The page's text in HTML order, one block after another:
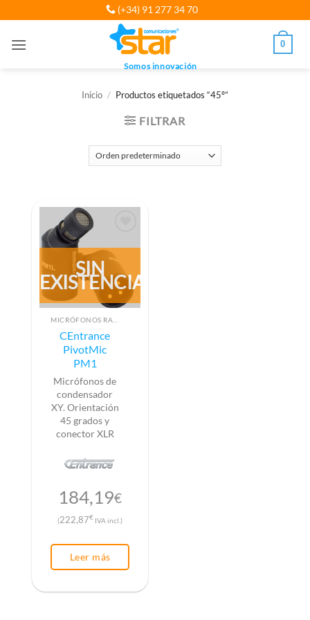
al
(+34) 91 277 34 70
Somos innovación
0
Inicio / Productos etiquetados “45º”
FILTRAR
SIN
EXISTENCIAS
CEntrance
PivotMic
PM1
Micrófonos de
condensador
XY. Orientación
45 grados y
conector XLR
184,19€
(222,87€ IVA incl.)
Leer más